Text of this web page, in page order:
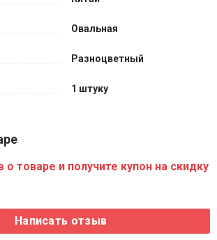
Овальная
Разноцветный
1 штуку
товаре и получите купон на скидку